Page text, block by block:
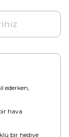
ederken,
hava
bir hediye